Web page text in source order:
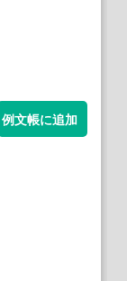
例文帳に追加